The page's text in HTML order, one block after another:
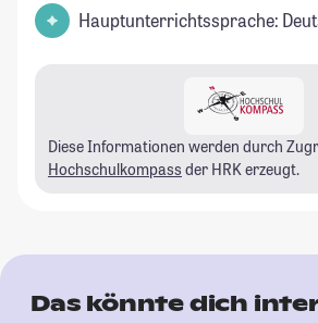
Hauptunterrichtssprache:
Diese Informationen werden durch
Hochschulkompass der HRK erzeugt.
Das könnte dich